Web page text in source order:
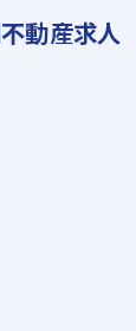
動産求人